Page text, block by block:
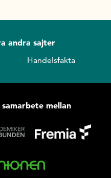
andra sajter
Handelsfakta
mellan